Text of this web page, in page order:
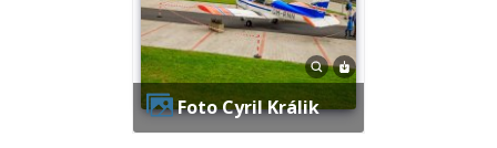
Foto Cyril Králik